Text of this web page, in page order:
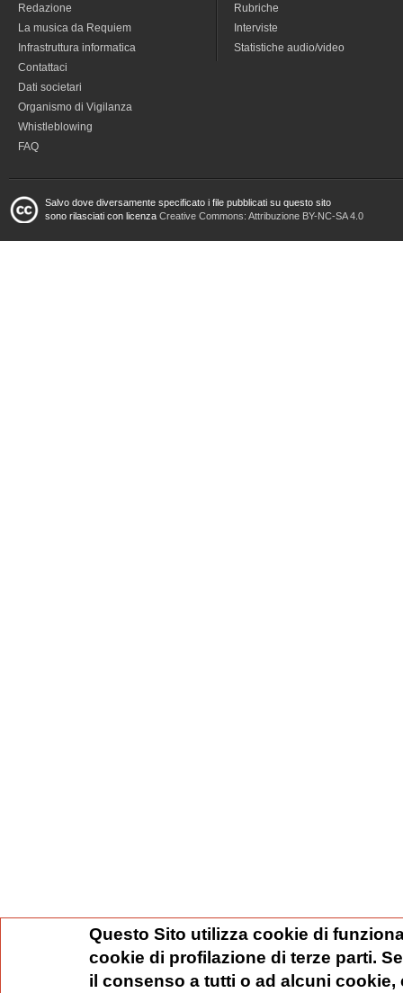
Redazione
La musica da Requiem
Infrastruttura informatica
Contattaci
Dati societari
Organismo di Vigilanza
Whistleblowing
FAQ
Rubriche
Interviste
Statistiche audio/video
Salvo dove diversamente specificato i file pubblicati su questo sito
sono rilasciati con licenza Creative Commons: Attribuzione BY-NC-SA 4.0
Questo Sito utilizza cookie di
cookie di profilazione di terze parti.
il consenso a tutti o ad alcuni